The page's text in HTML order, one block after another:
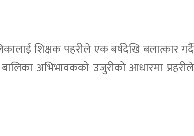
शिक्षक पहरीले एक बर्षदेखि बलात्कार गर्दै
अभिभावकको उजुरीको आधारमा प्रहरीले